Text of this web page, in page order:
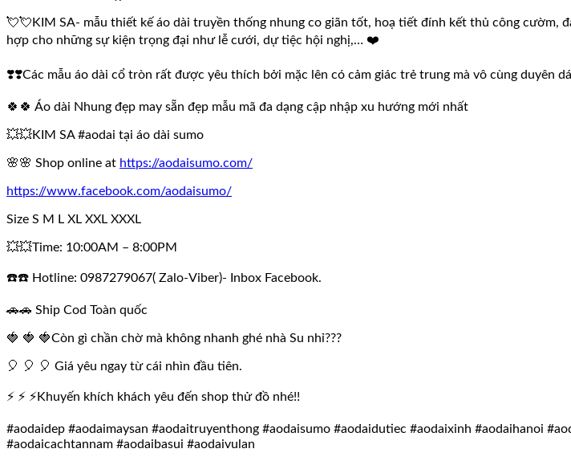
💘💘KIM SA- mẫu thiết kế áo dài truyền thống nhung co giãn tốt, hoạ tiết đính kết thủ công cườm,
hợp cho những sự kiện trọng đại như lễ cưới, dự tiệc hội nghị,… ❤️
❣️❣️Các mẫu áo dài cổ tròn rất được yêu thích bởi mặc lên có cảm giác trẻ trung mà vô cùng duyên
🍀🍀 Áo dài Nhung đẹp may sẵn đẹp mẫu mã đa dạng cập nhập xu hướng mới nhất
💥💥KIM SA #aodai tại áo dài sumo
🌸🌸 Shop online at https://aodaisumo.com/
https://www.facebook.com/aodaisumo/
Size S M L XL XXL XXXL
💥💥Time: 10:00AM – 8:00PM
☎️☎️ Hotline: 0987279067( Zalo-Viber)- Inbox Facebook.
🚗🚗 Ship Cod Toàn quốc
🍓 🍓 🍓Còn gì chần chờ mà không nhanh ghé nhà Su nhỉ???
🎈 🎈 🎈 Giá yêu ngay từ cái nhìn đầu tiên.
⚡ ⚡ ⚡Khuyến khích khách yêu đến shop thử đồ nhé!!
#aodaidep #aodaimaysan #aodaitruyenthong #aodaisumo #aodaidutiec #aodaixinh #aodaihanoi
#aodaicachtannam #aodaibasui #aodaivulan